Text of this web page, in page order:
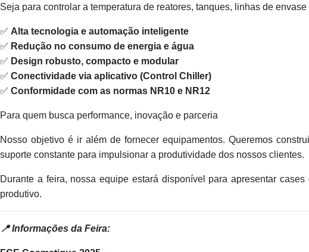
Seja para controlar a temperatura de reatores, tanques, linhas de
✅ Alta tecnologia e automação inteligente
✅ Redução no consumo de energia e água
✅ Design robusto, compacto e modular
✅ Conectividade via aplicativo (Control Chiller)
✅ Conformidade com as normas NR10 e NR12
Para quem busca performance, inovação e parceria
Nosso objetivo é ir além de fornecer equipamentos. Queremos
suporte constante para impulsionar a produtividade dos nossos clientes.
Durante a feira, nossa equipe estará disponível para apresentar
produtivo.
📍 Informações da Feira: